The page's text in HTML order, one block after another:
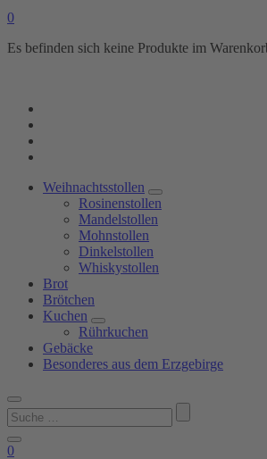
0
Es befinden sich keine Produkte im
Weihnachtsstollen
Rosinenstollen
Mandelstollen
Mohnstollen
Dinkelstollen
Whiskystollen
Brot
Brötchen
Kuchen
Rührkuchen
Gebäcke
Besonderes aus dem Erzgebirge
Suchen
nach:
0